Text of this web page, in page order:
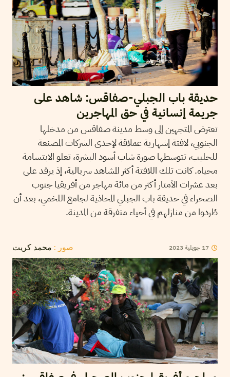
حديقة باب الجبلي-صفاقس: شاهد على
جريمة إنسانية في حق المهاجرين
تعترض المتجهين إلى وسط مدينة صفاقس من مدخلها
الجنوبي، لافتة إشهارية عملاقة لإحدى الشركات المصنعة
للحليب، تتوسطها صورة شاب أسود البشرة، تعلو الابتسامة
محياه. كانت تلك اللافتة أكثر المشاهد سريالية، إذ يرقد على
بعد عشرات الأمتار أكثر من مائة مهاجر من أفريقيا جنوب
الصحراء في حديقة باب الجبلي المحاذية لجامع اللخمي، بعد أن
طُردوا من منازلهم في أحياء متفرقة من المدينة.
صور : محمد كريت 17 جويلية 2023